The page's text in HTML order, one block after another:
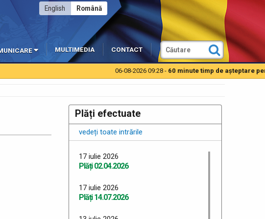
Română
English
MULTIMEDIA CONTACT
06-08-2026 09:28 -60 minute timp de aşteptare
Plăți efectuate
vedeți toate intrările
17 iulie 2026
Plăți 02.04.2026
17 iulie 2026
Plăți 14.07.2026